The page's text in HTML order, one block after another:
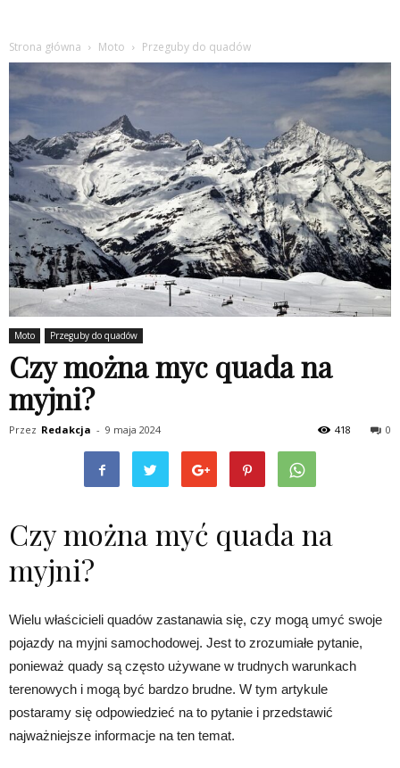
Strona główna Moto Przeguby do quadów
Moto Przeguby do quadów
Czy można myc quada na
myjni?
Przez Redakcja - 9 maja 2024 0
418
Czy można myć quada na
myjni?
Wielu właścicieli quadów zastanawia się, czy mogą umyć swoje
pojazdy na myjni samochodowej. Jest to zrozumiałe pytanie,
ponieważ quady są często używane w trudnych warunkach
terenowych i mogą być bardzo brudne. W tym artykule
postaramy się odpowiedzieć na to pytanie i przedstawić
najważniejsze informacje na ten temat.